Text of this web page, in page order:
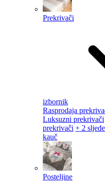
Prekrivači
izbornik
Rasprodaja
Luksuzni prekrivači
prekrivači + 2
kauč
Posteljine